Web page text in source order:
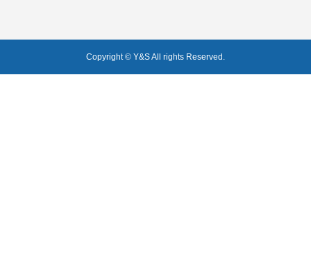
Copyright © Y&S All rights Reserved.